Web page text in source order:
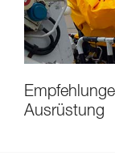
Ausrüstung